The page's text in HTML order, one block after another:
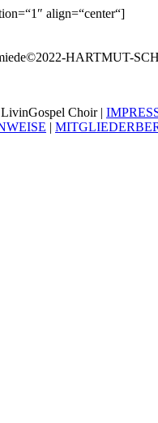
align=“center“]
HARTMUT-
Choir |
|